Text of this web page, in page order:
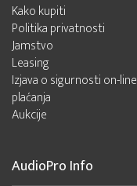
Kako kupiti
Politika privatnosti
Jamstvo
Leasing
Izjava o sigurnosti on-line
plaćanja
Aukcije
AudioPro Info